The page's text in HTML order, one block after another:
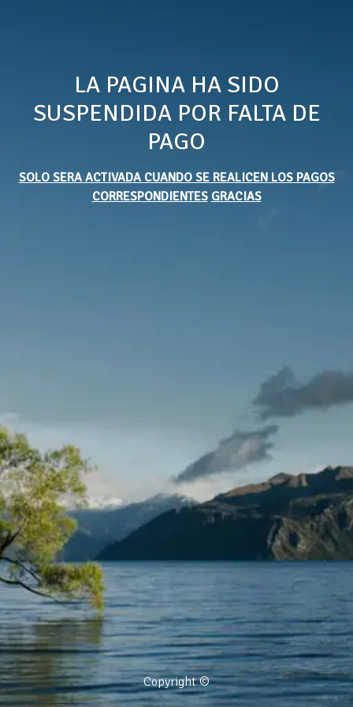
LA PAGINA HA SIDO
SUSPENDIDA POR FALTA DE
PAGO
SOLO SERA ACTIVADA CUANDO SE REALICEN LOS PAGOS
CORRESPONDIENTES GRACIAS
Copyright ©